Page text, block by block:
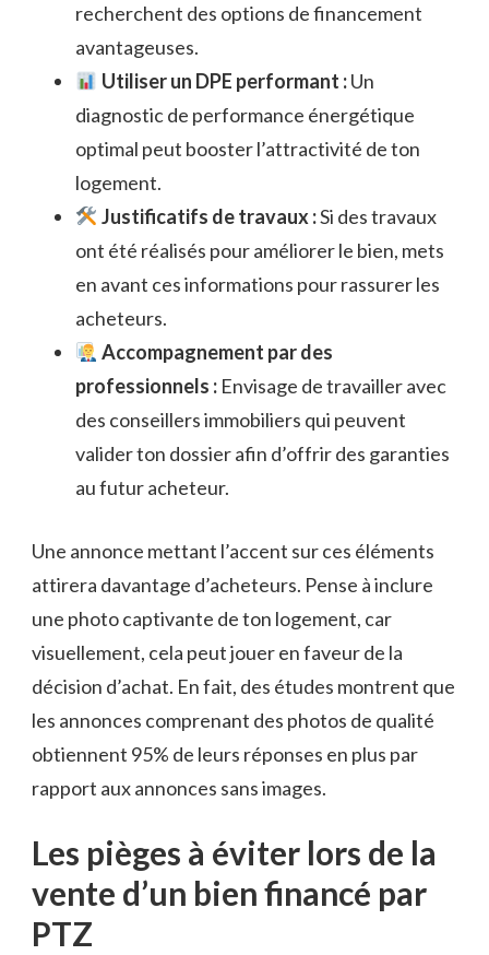
recherchent des options de financement
avantageuses.
Utiliser un DPE performant :Un
diagnostic de performance énergétique
optimal peut booster l’attractivité de ton
logement.
Justificatifs de travaux :Si des travaux
ont été réalisés pour améliorer le bien, mets
en avant ces informations pour rassurer les
acheteurs.
Accompagnement par des
professionnels : Envisage de travailler avec
des conseillers immobiliers qui peuvent
valider ton dossier afin d’offrir des garanties
au futur acheteur.
Une annonce mettant l’accent sur ces éléments
attirera davantage d’acheteurs. Pense à inclure
une photo captivante de ton logement, car
visuellement, cela peut jouer en faveur de la
décision d’achat. En fait, des études montrent que
les annonces comprenant des photos de qualité
obtiennent 95% de leurs réponses en plus par
rapport aux annonces sans images.
Les pièges à éviter lors de la
vente d’un bien financé par
PTZ